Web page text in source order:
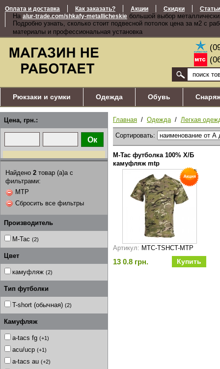
Оплата и доставка Как заказать? Акции Скидки Статьи
На alur-trade.com/shkafy-metallicheskie большой выбор
Подробно узнать, сколько стоит подвесной потолок цена за м2 с
материалы и профессиональная установка
Рюкзаки и сумки Одежда Обувь
Цена, грн.:
Найдено 2 товар (а)а с
фильтрами:
MTP
Сбросить все фильтры
Производитель
M-Tac (2)
Цвет
камуфляж (2)
Тип футболки
T-short (обычная) (2)
Камуфляж
a-tacs fg (+1)
acu/ucp (+1)
a-tacs au (+2)
Главная / Одежда/ Легкая
Сортировать:
M-Tac футболка 100% Х/Б
камуфляж mtp
Артикул: MTC-TSHCT-MTP
13 0.8 грн.